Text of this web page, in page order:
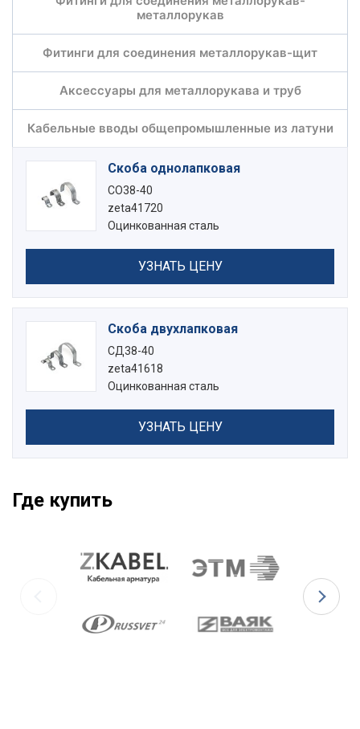
металлорукав
Фитинги для соединения металлорукав-щит
Аксессуары для металлорукава и труб
Кабельные вводы общепромышленные из латуни
Скоба однолапковая
СО38-40
zeta41720
Оцинкованная сталь
УЗНАТЬ ЦЕНУ
Скоба двухлапковая
СД38-40
zeta41618
Оцинкованная сталь
УЗНАТЬ ЦЕНУ
Где купить